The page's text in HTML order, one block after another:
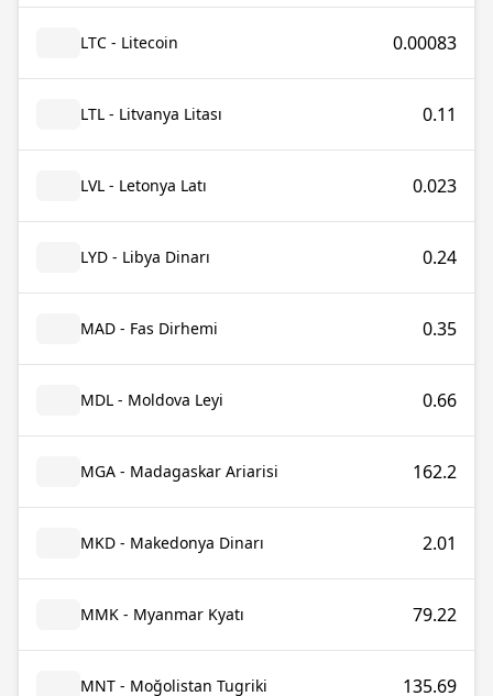
LTC - Litecoin 0.00083
LTL - Litvanya Litası 0.11
LVL - Letonya Latı 0.023
LYD - Libya Dinarı 0.24
MAD - Fas Dirhemi 0.35
MDL - Moldova Leyi 0.66
MGA - Madagaskar Ariarisi 162.2
MKD - Makedonya Dinarı 2.01
MMK - Myanmar Kyatı 79.22
MNT - Moğolistan Tugriki 135.69